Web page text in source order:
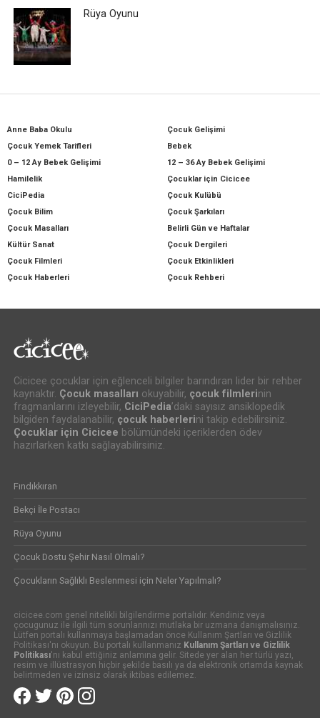
Rüya Oyunu
Anne Baba Okulu
Çocuk Gelişimi
Çocuk Yemek Tarifleri
Bebek
0 – 12 Ay Bebek Gelişimi
12 – 36 Ay Bebek Gelişimi
Hamilelik
Çocuklar için Cicicee
CiciPedia
Çocuk Kulübü
Çocuk Bilim
Çocuk Şarkıları
Çocuk Masalları
Belirli Gün ve Haftalar
Kültür Sanat
Çocuk Dergileri
Çocuk Filmleri
Çocuk Etkinlikleri
Çocuk Haberleri
Çocuk Rehberi
Cicicee çocuklar için eğlenceli bilgiler barındıran lider bir rehber
kaynaktır. Çocuk masalları okuyabilir, çocuk filmlerinin
fragmanlarını izleyebilir, CiciPedia’daki sayısız ansiklopedik
bilgiden faydalanabilir, çocuk haberlerini takip edebilirsiniz.
Çocuklar için Cicicee bölümündeki içeriklerden ödev
hazırlarken katkı sağlayabilirsiniz.
Fındıkkıran
Bekçi İle Postacı
Rüya Oyunu
Çocuk Dostu Şehir Nasıl Olmalı?
Çocukların Sağlıklı Beslenmesi için Neler Yapılmalı?
cicicee.com genel nitelikli bilgilendirme portalıdır. Kendiniz veya
çocugunuz ile ilgili tüm sorunlarınızı mutlaka bir uzmana danışmalısınız.
Lütfen portalı kullanmaya başlamadan önce Kullanım Şartları ve Gizlilik
Politikası'nı okuyun. Bu portalı kullanmanız Kullanım Şartları ve Gizlilik
Politikası'nı kabul ettiğiniz anlamına gelir. Sitede yer alan her türlü yazı,
resim ve illüstrasyon hiçbir şekilde basılı ya da elektronik ortamda kaynak
belirtmeden ve izinsiz olarak iktibas edilemez.